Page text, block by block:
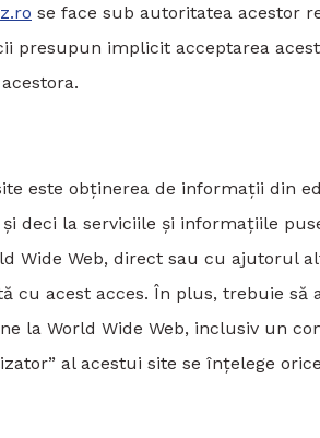
se face sub autoritatea acestor
presupun implicit acceptarea
este obținerea de informații din
și deci la serviciile și informațiile
Wide Web, direct sau cu ajutorul
cu acest acces. În plus, trebuie
la World Wide Web, inclusiv un
al acestui site se înțelege